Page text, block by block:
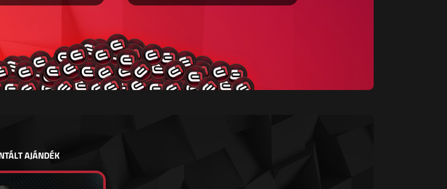
AJÁNDÉK